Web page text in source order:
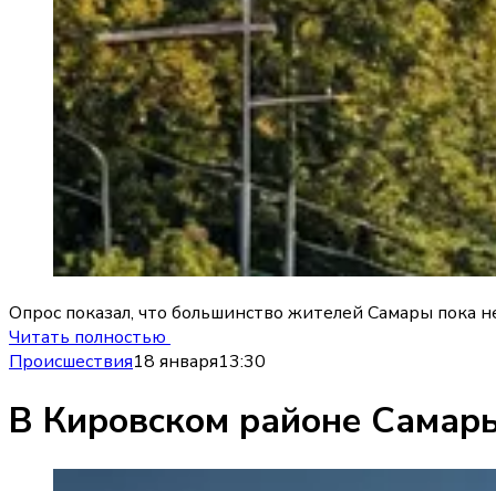
Опрос показал, что большинство жителей Самары пока
Читать полностью
Происшествия18 января13:30
В Кировском районе